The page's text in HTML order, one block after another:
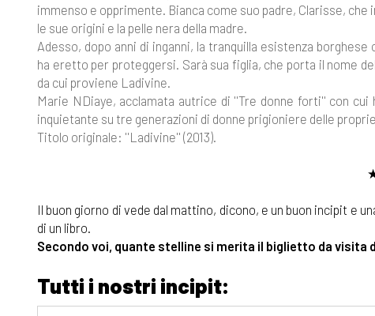
immenso e opprimente. Bianca come suo padre, Clarisse,
le sue origini e la pelle nera della madre.
Adesso, dopo anni di inganni, la tranquilla esistenza
ha eretto per proteggersi. Sarà sua figlia, che porta il nome
da cui proviene Ladivine.
Marie NDiaye, acclamata autrice di ''Tre donne forti'' con
inquietante su tre generazioni di donne prigioniere delle
Titolo originale: ''Ladivine'' (2013).
Il buon giorno di vede dal mattino, dicono, e un buon incipit
di un libro.
Secondo voi, quante stelline si merita il biglietto da visita
Tutti i nostri incipit: